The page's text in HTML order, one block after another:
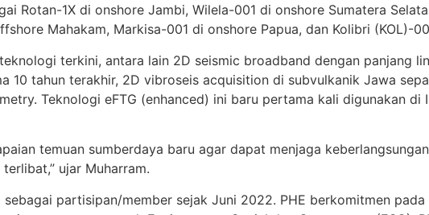
Rotan-1X di onshore Jambi, Wilela-001 di onshore Sumatera
Mahakam, Markisa-001 di onshore Papua, dan Kolibri (KOL)-
terkini, antara lain 2D seismic broadband dengan panjang
10 tahun terakhir, 2D vibroseis acquisition di subvulkanik Jawa
Teknologi eFTG (enhanced) ini baru pertama kali digunakan
temuan sumberdaya baru agar dapat menjaga
ujar Muharram.
partisipan/member sejak Juni 2022. PHE berkomitmen pada